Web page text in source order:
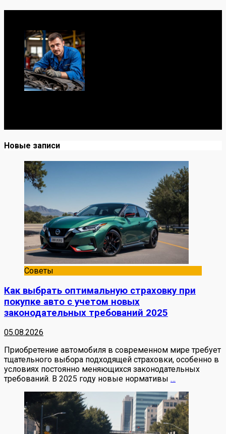
Новые записи
Советы
Как выбрать оптимальную страховку при
покупке авто с учетом новых
законодательных требований 2025
05.08.2026
Приобретение автомобиля в современном мире требует
тщательного выбора подходящей страховки, особенно в
условиях постоянно меняющихся законодательных
требований. В 2025 году новые нормативы …